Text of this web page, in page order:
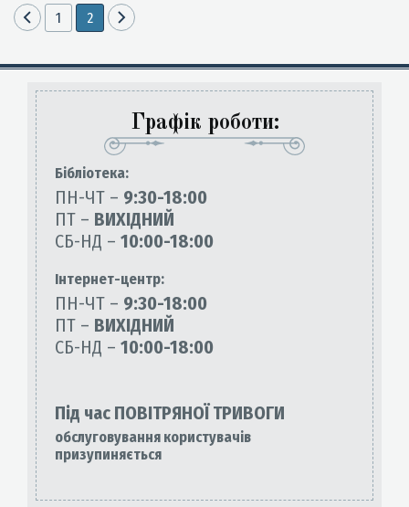
1 2
Графік роботи:
Бiблiотека:
ПН-ЧТ – 9:30-18:00
ПТ – ВИХІДНИЙ
СБ-НД – 10:00-18:00
Інтернет-центр:
ПН-ЧТ – 9:30-18:00
ПТ – ВИХІДНИЙ
СБ-НД – 10:00-18:00
Під час ПОВІТРЯНОЇ ТРИВОГИ
обслуговування користувачів
призупиняється